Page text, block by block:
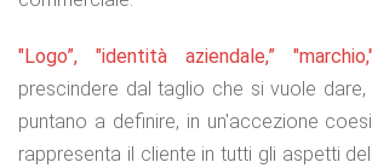
"Logo”, "identità aziendale,”
prescindere dal taglio che si vuole dare,
puntano a definire, in un'accezione
rappresenta il cliente in tutti gli aspetti